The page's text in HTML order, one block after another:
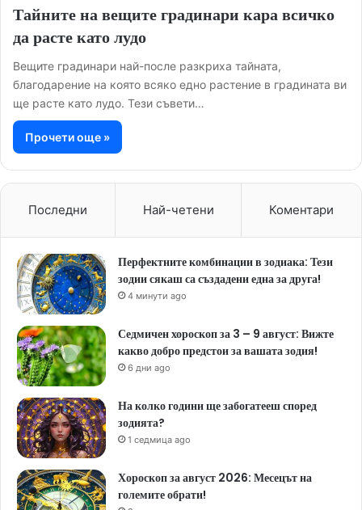
Тайните на вещите градинари кара всичко
да расте като лудо
Вещите градинари най-после разкриха тайната,
благодарение на която всяко едно растение в градината ви
ще расте като лудо. Тези съвети…
Прочети още »
Последни Най-четени Коментари
Перфектните комбинации в зодиака: Тези
зодии сякаш са създадени една за друга!
4 минути ago
Седмичен хороскоп за 3 – 9 август: Вижте
какво добро предстои за вашата зодия!
6 дни ago
На колко години ще забогатееш според
зодията?
1 седмица ago
Хороскоп за август 2026: Месецът на
големите обрати!